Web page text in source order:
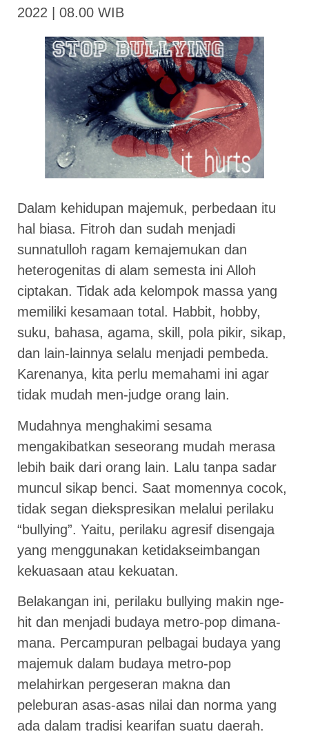
2022 | 08.00 WIB
Dalam kehidupan majemuk, perbedaan itu
hal biasa. Fitroh dan sudah menjadi
sunnatulloh ragam kemajemukan dan
heterogenitas di alam semesta ini Alloh
ciptakan. Tidak ada kelompok massa yang
memiliki kesamaan total. Habbit, hobby,
suku, bahasa, agama, skill, pola pikir, sikap,
dan lain-lainnya selalu menjadi pembeda.
Karenanya, kita perlu memahami ini agar
tidak mudah men-judge orang lain.
Mudahnya menghakimi sesama
mengakibatkan seseorang mudah merasa
lebih baik dari orang lain. Lalu tanpa sadar
muncul sikap benci. Saat momennya cocok,
tidak segan diekspresikan melalui perilaku
“bullying”. Yaitu, perilaku agresif disengaja
yang menggunakan ketidakseimbangan
kekuasaan atau kekuatan.
Belakangan ini, perilaku bullying makin nge-
hit dan menjadi budaya metro-pop dimana-
mana. Percampuran pelbagai budaya yang
majemuk dalam budaya metro-pop
melahirkan pergeseran makna dan
peleburan asas-asas nilai dan norma yang
ada dalam tradisi kearifan suatu daerah.